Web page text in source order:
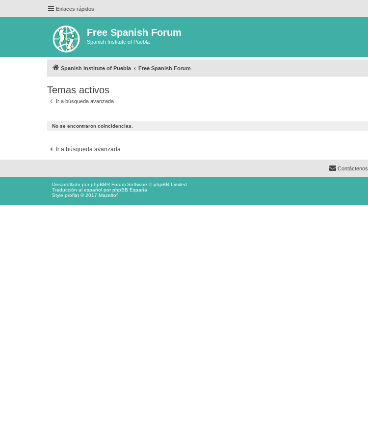
Enlaces rápidos
Free Spanish Forum
Spanish Institute of Puebla
Spanish Institute of Puebla Free Spanish Forum
Temas activos
Ir a búsqueda avanzada
No se encontraron coincidencias.
Ir a búsqueda avanzada
Contáctenos
Desarrollado porphpBB® Forum Software © phpBB Limited
Traducción al español porphpBB España
Style proflat © 2017 Mazeltof